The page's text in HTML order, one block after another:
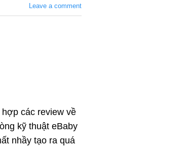
Leave a comment
các review về
kỹ thuật eBaby
nhầy tạo ra quá